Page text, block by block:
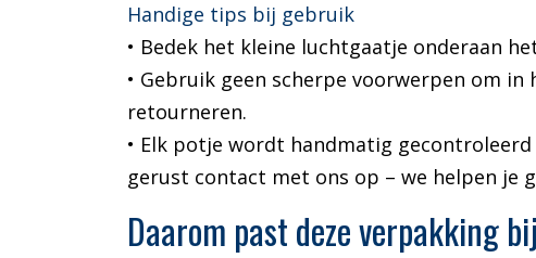
Handige tips bij gebruik
• Bedek het kleine luchtgaatje onderaan
• Gebruik geen scherpe voorwerpen om
retourneren.
• Elk potje wordt handmatig
gerust contact met ons op – we helpen je
Daarom past deze verpakking